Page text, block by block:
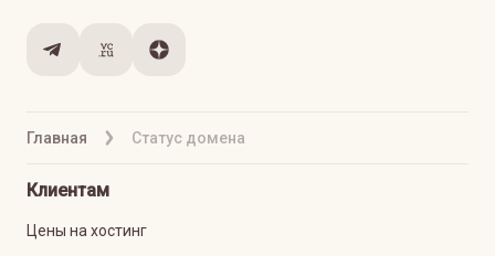
Главная Статус домена
Клиентам
Цены на хостинг